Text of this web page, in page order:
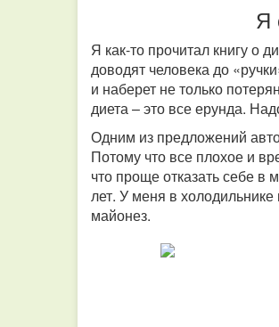
Я
Я как-то прочитал книгу о
доводят человека до
и наберет не только
диета – это все ерунда.
Одним из предложений
Потому что все плохое и
что проще отказать себе в
лет. У меня в холодильнике
майонез.